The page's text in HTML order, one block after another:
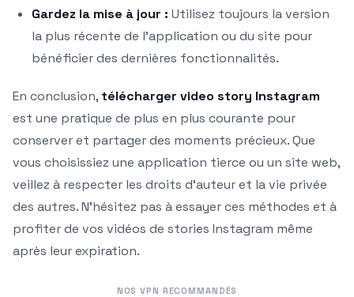
Gardez la mise à jour : Utilisez toujours la version
la plus récente de l’application ou du site pour
bénéficier des dernières fonctionnalités.
En conclusion, télécharger video story Instagram
est une pratique de plus en plus courante pour
conserver et partager des moments précieux. Que
vous choisissiez une application tierce ou un site web,
veillez à respecter les droits d’auteur et la vie privée
des autres. N’hésitez pas à essayer ces méthodes et à
profiter de vos vidéos de stories Instagram même
après leur expiration.
NOS VPN RECOMMANDÉS